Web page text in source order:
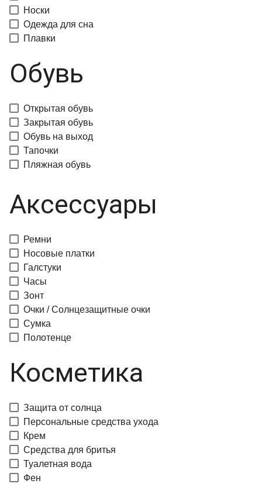
Носки
Одежда для сна
Плавки
Обувь
Открытая обувь
Закрытая обувь
Обувь на выход
Тапочки
Пляжная обувь
Аксессуары
Ремни
Носовые платки
Галстуки
Часы
Зонт
Очки / Солнцезащитные очки
Сумка
Полотенце
Косметика
Защита от солнца
Персональные средства ухода
Крем
Средства для бритья
Туалетная вода
Фен